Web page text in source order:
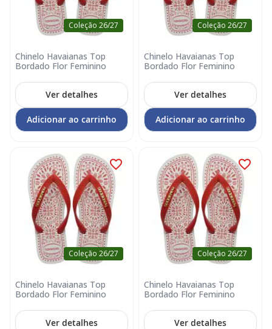
Coleção 26/27
Chinelo Havaianas Top
Bordado Flor Feminino
Ver detalhes
Adicionar ao carrinho
Coleção 26/27
Chinelo Havaianas Top
Bordado Flor Feminino
Ver detalhes
Adicionar ao carrinho
Coleção 26/27
Chinelo Havaianas Top
Bordado Flor Feminino
Ver detalhes
Coleção 26/27
Chinelo Havaianas Top
Bordado Flor Feminino
Ver detalhes